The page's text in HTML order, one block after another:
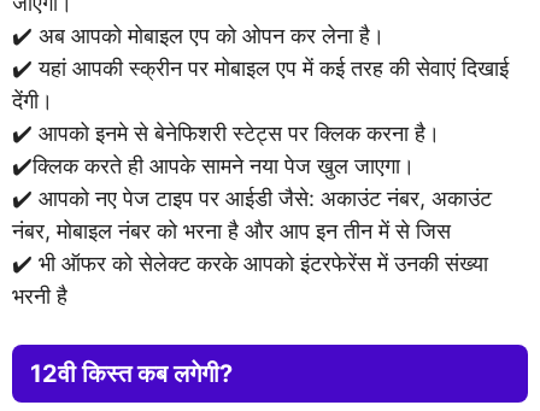
✔️ अब आपको मोबाइल एप को ओपन कर लेना है।
✔️ यहां आपकी स्क्रीन पर मोबाइल एप में कई तरह की सेवाएं दिखाई
देंगी।
✔️ आपको इनमे से बेनेफिशरी स्टेट्स पर क्लिक करना है।
✔️क्लिक करते ही आपके सामने नया पेज खुल जाएगा।
✔️ आपको नए पेज टाइप पर आईडी जैसे: अकाउंट नंबर, अकाउंट
नंबर, मोबाइल नंबर को भरना है और आप इन तीन में से जिस
✔️ भी ऑफर को सेलेक्ट करके आपको इंटरफेरेंस में उनकी संख्या
भरनी है
12वी किस्त कब लगेगी?